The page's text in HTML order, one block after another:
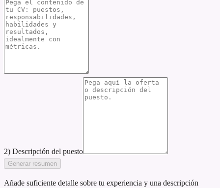
2) Descripción del puesto
Generar resumen
Añade suficiente detalle sobre tu experiencia y una descripción